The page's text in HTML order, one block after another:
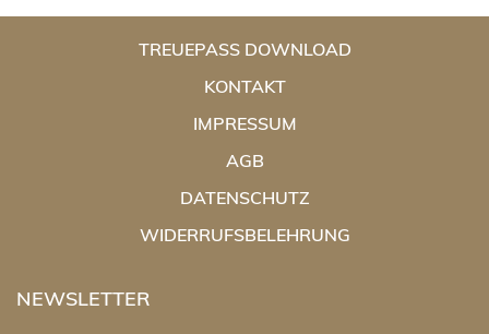
TREUEPASS DOWNLOAD
KONTAKT
IMPRESSUM
AGB
DATENSCHUTZ
WIDERRUFSBELEHRUNG
NEWSLETTER